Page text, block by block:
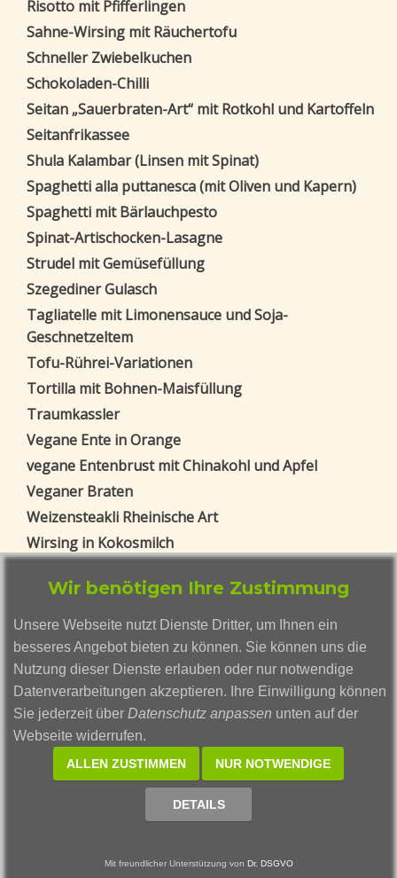
Risotto mit Pfifferlingen
Sahne-Wirsing mit Räuchertofu
Schneller Zwiebelkuchen
Schokoladen-Chilli
Seitan „Sauerbraten-Art“ mit Rotkohl und Kartoffeln
Seitanfrikassee
Shula Kalambar (Linsen mit Spinat)
Spaghetti alla puttanesca (mit Oliven und Kapern)
Spaghetti mit Bärlauchpesto
Spinat-Artischocken-Lasagne
Strudel mit Gemüsefüllung
Szegediner Gulasch
Tagliatelle mit Limonensauce und Soja-
Geschnetzeltem
Tofu-Rührei-Variationen
Tortilla mit Bohnen-Maisfüllung
Traumkassler
Vegane Ente in Orange
vegane Entenbrust mit Chinakohl und Apfel
Veganer Braten
Weizensteakli Rheinische Art
Wirsing in Kokosmilch
Blog Beiträge
Weizengras ohne Erde anbauen - eine
vollständige Anleitung
Gerstengras
Smoothies mal anders: Die außergewöhnlichen
Kreationen von Smutje Smusi
Vegane Vielfalt: Warum buddhistische
Fastenspeisen im Trend liegen
Rote Beete: Ein Powerfood für eure Gesundheit
Datenschutz Impressum
Wir benötigen Ihre Zustimmung
Unsere Webseite nutzt Dienste Dritter, um Ihnen ein
besseres Angebot bieten zu können. Sie können uns die
Nutzung dieser Dienste erlauben oder nur notwendige
Datenverarbeitungen akzeptieren. Ihre Einwilligung können
Sie jederzeit über Datenschutz anpassen unten auf der
Webseite widerrufen.
ALLEN ZUSTIMMEN NUR NOTWENDIGE
DETAILS
Mit freundlicher Unterstützung von Dr. DSGVO